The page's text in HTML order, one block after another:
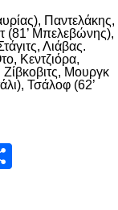
Παντελάκης,
(81’ Μπελεβώνης),
Λιάβας.
Κεντζιόρα,
Μουργκ
Τσάλοφ (62’